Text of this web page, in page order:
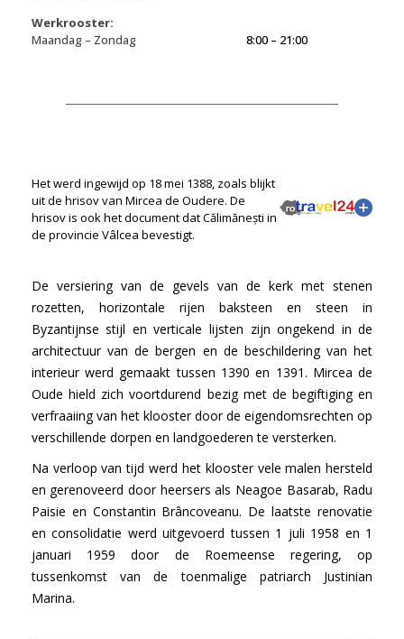
Werkrooster:
Maandag – Zondag
8:00 – 21:00
Het werd ingewijd op 18 mei 1388, zoals blijkt
uit de hrisov van Mircea de Oudere. De
hrisov is ook het document dat Călimănești in
de provincie Vâlcea bevestigt.
De versiering van de gevels van de kerk met stenen
rozetten, horizontale rijen baksteen en steen in
Byzantijnse stijl en verticale lijsten zijn ongekend in de
architectuur van de bergen en de beschildering van het
interieur werd gemaakt tussen 1390 en 1391. Mircea de
Oude hield zich voortdurend bezig met de begiftiging en
verfraaiing van het klooster door de eigendomsrechten op
verschillende dorpen en landgoederen te versterken.
Na verloop van tijd werd het klooster vele malen hersteld
en gerenoveerd door heersers als Neagoe Basarab, Radu
Paisie en Constantin Brâncoveanu. De laatste renovatie
en consolidatie werd uitgevoerd tussen 1 juli 1958 en 1
januari 1959 door de Roemeense regering, op
tussenkomst van de toenmalige patriarch Justinian
Marina.